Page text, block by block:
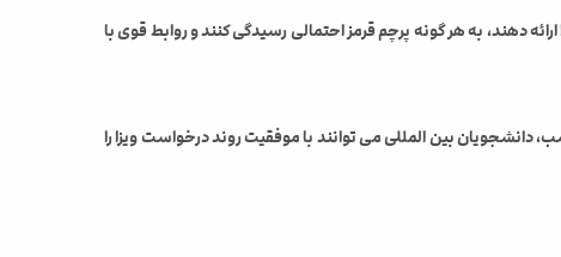
دهند، به هر گونه پرچم قرمز احتمالی رسیدگی کنند و روابط قوی با
بین المللی می توانند با موفقیت روند درخواست ویزا را